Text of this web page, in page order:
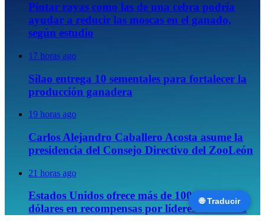
🌐 Traducir
Pintar rayas como las de una cebra podría
ayudar a reducir las moscas en el ganado,
según estudio
17 horas ago
Silao entrega 10 sementales para fortalecer la
producción ganadera
19 horas ago
Carlos Alejandro Caballero Acosta asume la
presidencia del Consejo Directivo del ZooLeón
21 horas ago
Estados Unidos ofrece más de 100 millones de
dólares en recompensas por líderes del CJNG